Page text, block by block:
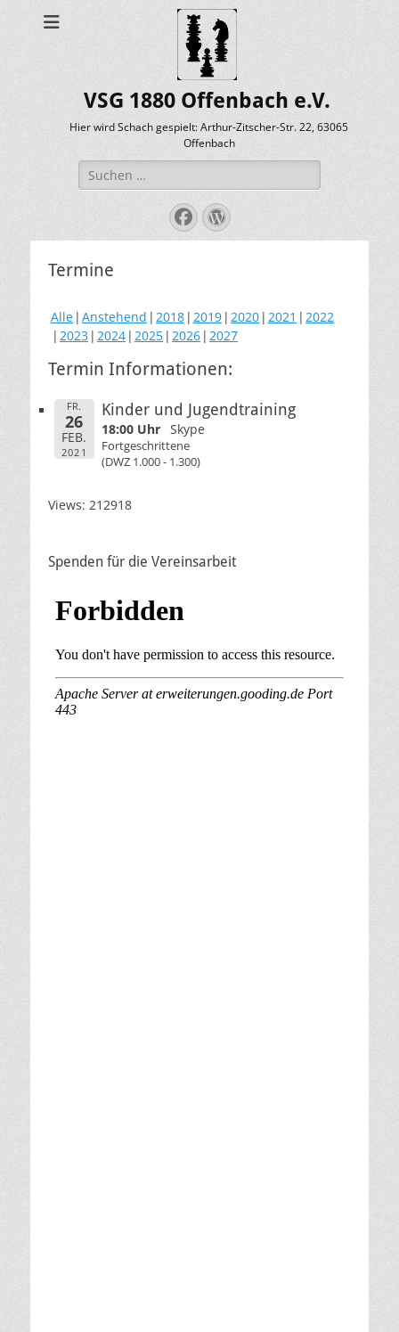
VSG 1880 Offenbach e.V.
Hier wird Schach gespielt: Arthur-Zitscher-Str. 22, 63065
Offenbach
Suche
nach:
Facebook
WordPress
Termine
Alle Anstehend 2018 2019 2020 2021
2022
2023 2024 2025 2026 2027
Termin Informationen:
FR.
26
FEB.
2021
Kinder und Jugendtraining
18:00 Uhr Skype
Fortgeschrittene
(DWZ 1.000 - 1.300)
Views: 212918
Spenden für die Vereinsarbeit